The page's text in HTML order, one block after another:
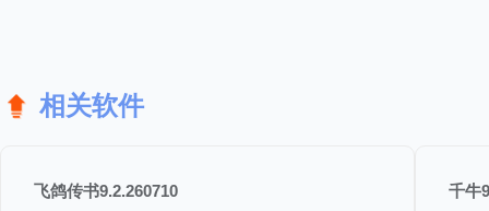
相关软件
飞鸽传书9.2.260710 千牛